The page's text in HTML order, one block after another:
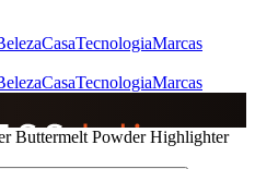
CasaTecnologiaMarcas
CasaTecnologiaMarcas
Buttermelt Powder Highlighter